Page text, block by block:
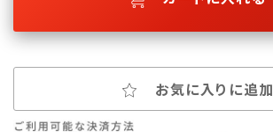
お気に入りに追加